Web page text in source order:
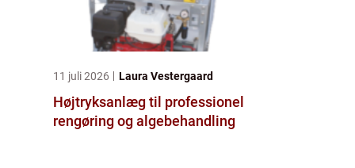
11 juli 2026 Laura Vestergaard
Højtryksanlæg til professionel
rengøring og algebehandling